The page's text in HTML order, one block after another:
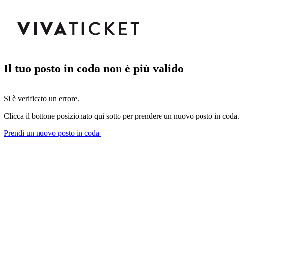
Il tuo posto in coda non è più valido
Si è verificato un errore.
Clicca il bottone posizionato qui sotto per prendere un nuovo posto in coda.
Prendi un nuovo posto in coda